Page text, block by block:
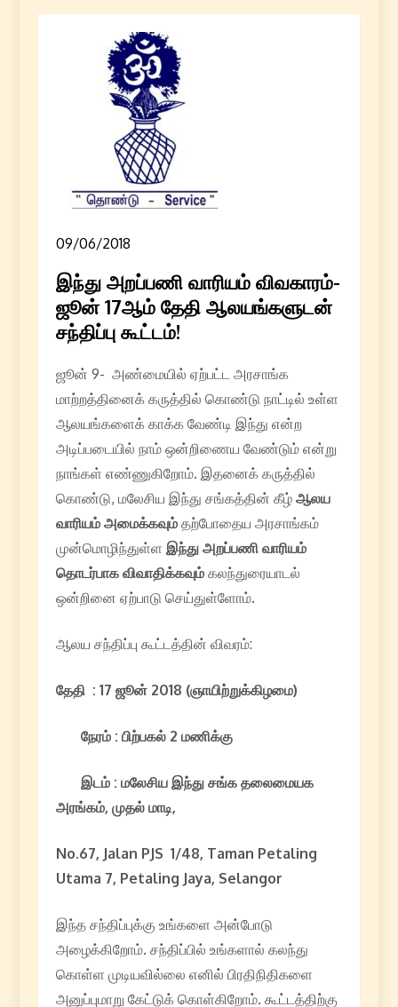
09/06/2018
இந்து அறப்பணி வாரியம் விவகாரம்-
ஜூன் 17ஆம் தேதி ஆலயங்களுடன்
சந்திப்பு கூட்டம்!
ஜூன் 9- அண்மையில் ஏற்பட்ட அரசாங்க
மாற்றத்தினைக் கருத்தில் கொண்டு நாட்டில் உள்ள
ஆலயங்களைக் காக்க வேண்டி இந்து என்ற
அடிப்படையில் நாம் ஒன்றிணைய வேண்டும் என்று
நாங்கள் எண்ணுகிறோம். இதனைக் கருத்தில்
கொண்டு, மலேசிய இந்து சங்கத்தின் கீழ் ஆலய
வாரியம் அமைக்கவும்தற்போதைய அரசாங்கம்
முன்மொழிந்துள்ள இந்து அறப்பணி வாரியம்
தொடர்பாக விவாதிக்கவும்கலந்துரையாடல்
ஒன்றினை ஏற்பாடு செய்துள்ளோம்.
ஆலய சந்திப்பு கூட்டத்தின் விவரம்:
தேதி : 17 ஜூன் 2018 (ஞாயிற்றுக்கிழமை)
நேரம் : பிற்பகல் 2 மணிக்கு
இடம் : மலேசிய இந்து சங்க தலைமையக
அரங்கம், முதல் மாடி,
No.67, Jalan PJS 1/48, Taman Petaling
Utama 7, Petaling Jaya, Selangor
இந்த சந்திப்புக்கு உங்களை அன்போடு
அழைக்கிறோம். சந்திப்பில் உங்களால் கலந்து
கொள்ள முடியவில்லை எனில் பிரதிநிதிகளை
அனுப்புமாறு கேட்டுக் கொள்கிறோம். கூட்டத்திற்கு